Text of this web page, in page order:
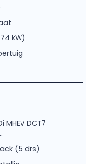
kW)
MHEV DCT7
(5 drs)